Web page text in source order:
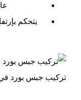
يتحكم
تركيب جبس بورد